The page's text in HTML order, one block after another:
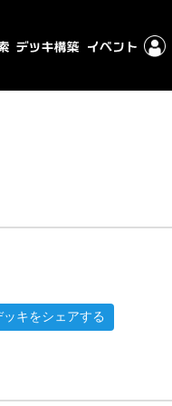
ッキをシェアする